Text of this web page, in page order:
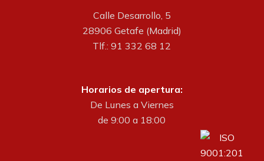
Calle Desarrollo, 5
28906 Getafe (Madrid)
Tlf.: 91 332 68 12
Horarios de apertura:
De Lunes a Viernes
de 9:00 a 18:00